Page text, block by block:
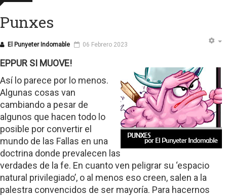
Punxes
El Punyeter Indomable 06 Febrero 2023
EPPUR SI MUOVE!
Así lo parece por lo menos.
Algunas cosas van
cambiando a pesar de
algunos que hacen todo lo
posible por convertir el
mundo de las Fallas en una
doctrina donde prevalecen las
verdades de la fe. En cuanto ven peligrar su ‘espacio
natural privilegiado’, o al menos eso creen, salen a la
palestra convencidos de ser mayoría. Para hacernos